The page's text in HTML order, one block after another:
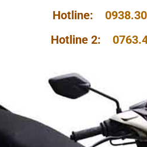
Hotline:
Hotline 2: